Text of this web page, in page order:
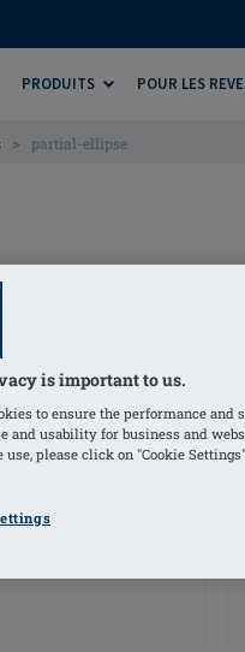
PRODUITS POUR LES
> partial-ellipse
is important to us.
to ensure the performance
and usability for business and
use, please click on "Cookie Settings".